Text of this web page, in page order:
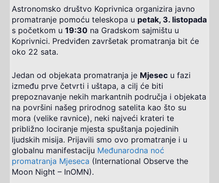
Astronomsko društvo Koprivnica organizira javno
promatranje pomoću teleskopa u petak, 3. listopada
s početkom u 19:30 na Gradskom sajmištu u
Koprivnici. Predviđen završetak promatranja bit će
oko 22 sata.
Jedan od objekata promatranja je Mjesec u fazi
između prve četvrti i uštapa, a cilj će biti
prepoznavanje nekih markantnih područja i objekata
na površini našeg prirodnog satelita kao što su
mora (velike ravnice), neki najveći krateri te
približno lociranje mjesta spuštanja pojedinih
ljudskih misija. Prijavili smo ovo promatranje i u
globalnu manifestaciju Međunarodna noć
promatranja Mjeseca (International Observe the
Moon Night – InOMN).